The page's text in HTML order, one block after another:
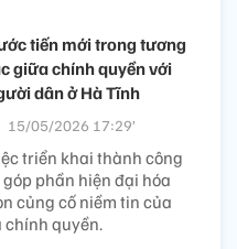
tiến mới trong tương
giữa chính quyền với
dân ở Hà Tĩnh
15/05/2026 17:29’
triển khai thành công
phần hiện đại hóa
củng cố niềm tin của
chính quyền.